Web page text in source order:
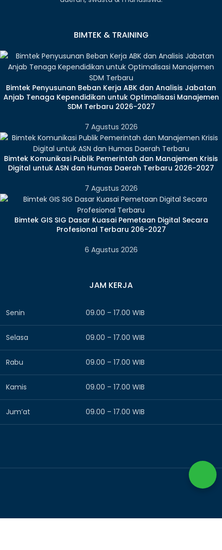
BIMTEK & TRAINING
Bimtek Penyusunan Beban Kerja ABK dan Analisis Jabatan
Anjab Tenaga Kependidikan untuk Optimalisasi Manajemen
SDM Terbaru 2026-2027
7 Agustus 2026
Bimtek Komunikasi Publik Pemerintah dan Manajemen Krisis
Digital untuk ASN dan Humas Daerah Terbaru 2026-2027
7 Agustus 2026
Bimtek GIS SIG Dasar Kuasai Pemetaan Digital Secara
Profesional Terbaru 206-2027
6 Agustus 2026
JAM KERJA
Senin 09.00 – 17.00 WIB
Selasa 09.00 – 17.00 WIB
Rabu 09.00 – 17.00 WIB
Kamis 09.00 – 17.00 WIB
Jum’at 09.00 – 17.00 WIB